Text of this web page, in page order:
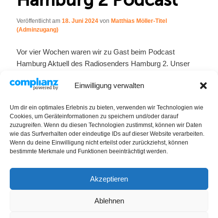
Einwilligung verwalten
Um dir ein optimales Erlebnis zu bieten, verwenden wir Technologien wie
Cookies, um Geräteinformationen zu speichern und/oder darauf
zuzugreifen. Wenn du diesen Technologien zustimmst, können wir Daten
wie das Surfverhalten oder eindeutige IDs auf dieser Website verarbeiten.
Wenn du deine Einwilligung nicht erteilst oder zurückziehst, können
bestimmte Merkmale und Funktionen beeinträchtigt werden.
Akzeptieren
Ablehnen
Veröffentlicht am18. Juni 2024 von Matthias Möller-Titel
(Adminzugang)
Vor vier Wochen waren wir zu Gast beim Podcast
Hamburg Aktuell des Radiosenders Hamburg 2. Unser
jamliner® zu berichten.
Bei Interesse könnt ihr den Podcast hier anhören:
Podcast
Matthias Möller-Titel (Adminzugang)
IMPRESSUM / DATENSCHUTZ